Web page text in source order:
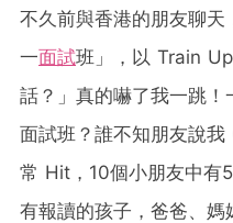
不久前與香港的朋友聊
一面試班」，以 Train
話？」真的嚇了我一跳！
面試班？誰不知朋友說
常 Hit，10個小朋友中有
有報讀的孩子，爸爸、媽